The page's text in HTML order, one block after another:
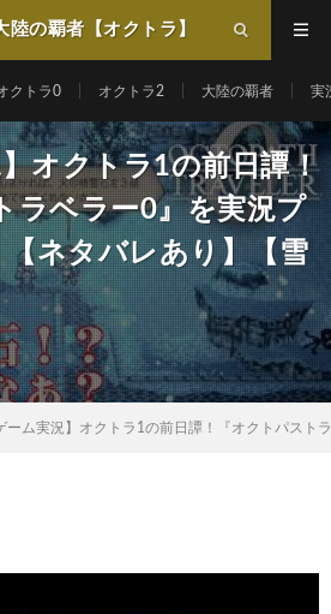
の覇者【オクトラ】
クトラ0 オクトラ2 大陸の覇者 実
オクトラ1の前日譚！
ラベラー0』を実況プ
ネタバレあり】【雪
ーム実況】オクトラ1の前日譚！『オクトパス